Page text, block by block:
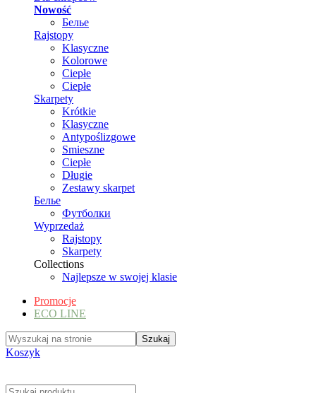
Nowość
Белье
Rajstopy
Klasyczne
Kolorowe
Ciepłe
Ciepłe
Skarpety
Krótkie
Klasyczne
Antypoślizgowe
Smieszne
Ciepłe
Długie
Zestawy skarpet
Белье
Футболки
Wyprzedaż
Rajstopy
Skarpety
Collections
Najlepsze w swojej klasie
Promocje
ECO LINE
Koszyk